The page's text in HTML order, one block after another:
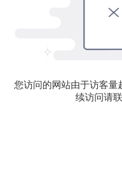
您访问的网站由于访客量
续访问请